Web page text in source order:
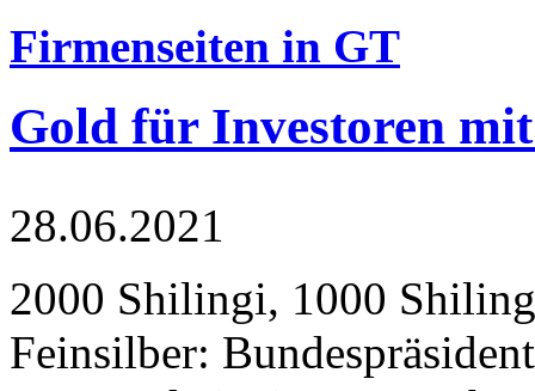
Firmenseiten in GT
Gold für Investoren
28.06.2021
2000 Shilingi, 1000
Feinsilber: